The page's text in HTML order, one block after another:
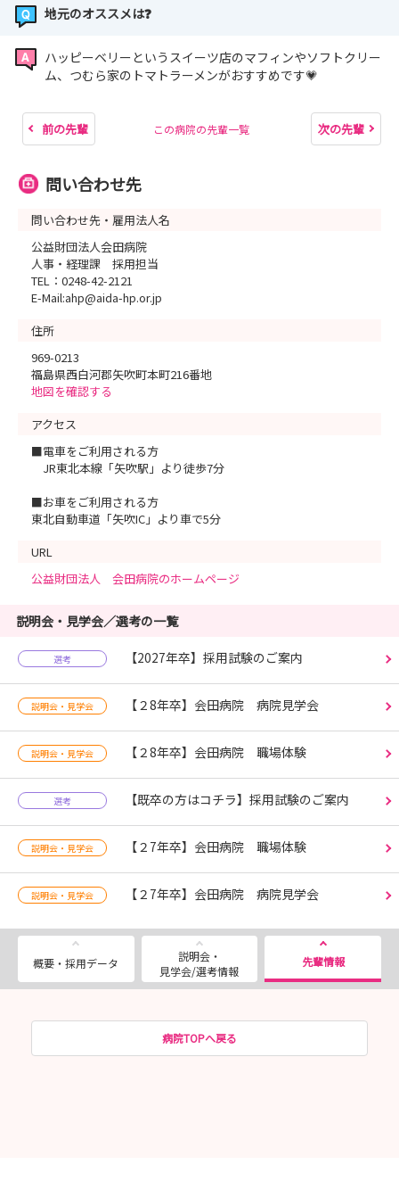
地元のオススメは❓
ハッピーベリーというスイーツ店のマフィンやソフトクリー
ム、つむら家のトマトラーメンがおすすめです💗
前の先輩 この病院の先輩一覧 次の先輩
問い合わせ先
問い合わせ先・雇用法人名
公益財団法人会田病院
人事・経理課 採用担当
TEL：0248-42-2121
E-Mail:ahp@aida-hp.or.jp
住所
969-0213
福島県西白河郡矢吹町本町216番地
地図を確認する
アクセス
■電車をご利用される方
JR東北本線「矢吹駅」より徒歩7分
■お車をご利用される方
東北自動車道「矢吹IC」より車で5分
URL
公益財団法人 会田病院のホームページ
説明会・見学会／選考の一覧
選考 【2027年卒】採用試験のご案内
説明会・見学会 【２8年卒】会田病院 病院見学会
説明会・見学会 【２8年卒】会田病院 職場体験
選考 【既卒の方はコチラ】採用試験のご案内
説明会・見学会 【２7年卒】会田病院 職場体験
説明会・見学会 【２7年卒】会田病院 病院見学会
概要・採用データ
説明会・
見学会/選考情報
先輩情報
病院TOPへ戻る